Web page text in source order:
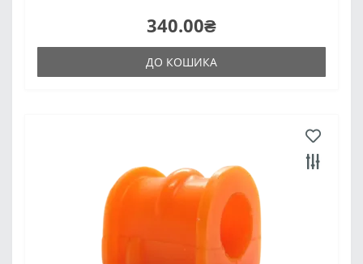
340.00₴
ДО КОШИКА